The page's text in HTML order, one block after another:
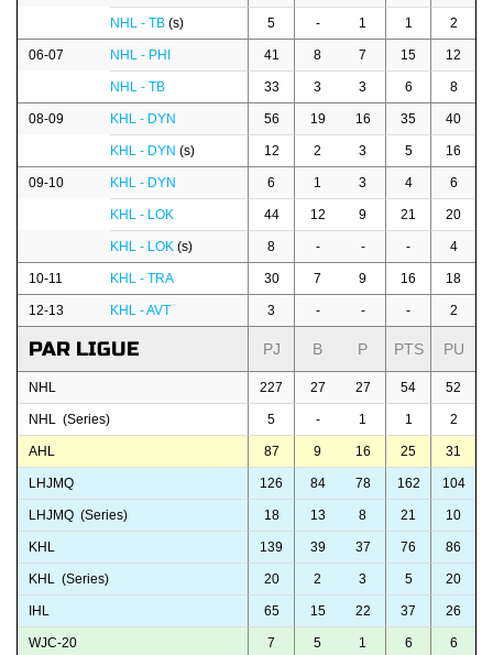
NHL - TB (s) 5 - 1 1 2
06-07 NHL - PHI 41 8 7 15 12
NHL - TB 33 3 3 6 8
08-09 KHL - DYN 56 19 16 35 40
KHL - DYN (s) 12 2 3 5 16
09-10 KHL - DYN 6 1 3 4 6
KHL - LOK 44 12 9 21 20
KHL - LOK (s) 8 - - - 4
10-11 KHL - TRA 30 7 9 16 18
12-13 KHL - AVT 3 - - - 2
PAR LIGUE PJ B P PTS PU
NHL 227 27 27 54 52
NHL (Series) 5 - 1 1 2
AHL 87 9 16 25 31
LHJMQ 126 84 78 162 104
LHJMQ (Series) 18 13 8 21 10
KHL 139 39 37 76 86
KHL (Series) 20 2 3 5 20
IHL 65 15 22 37 26
WJC-20 7 5 1 6 6